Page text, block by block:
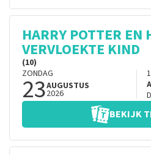
HARRY POTTER EN
VERVLOEKTE KIND
(10)
ZONDAG
23AUGUSTUS
2026
BEKIJK